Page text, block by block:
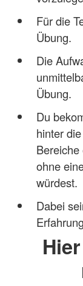
Für die
Übung.
Die
Übung.
Du
hinter
ohne
würdest.
Dabei